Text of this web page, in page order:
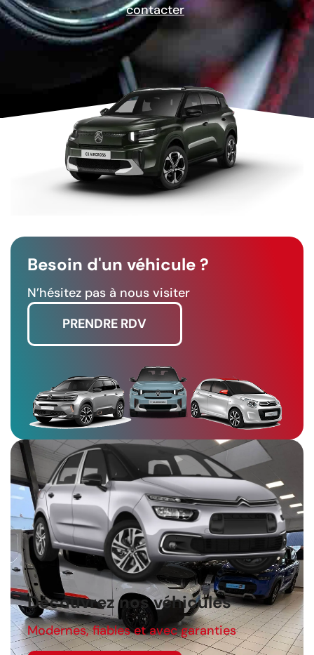
contacter
Besoin d'un véhicule ?
N’hésitez pas à nous visiter
PRENDRE RDV
Découvrez nos véhicules
Modernes, fiables et avec garanties